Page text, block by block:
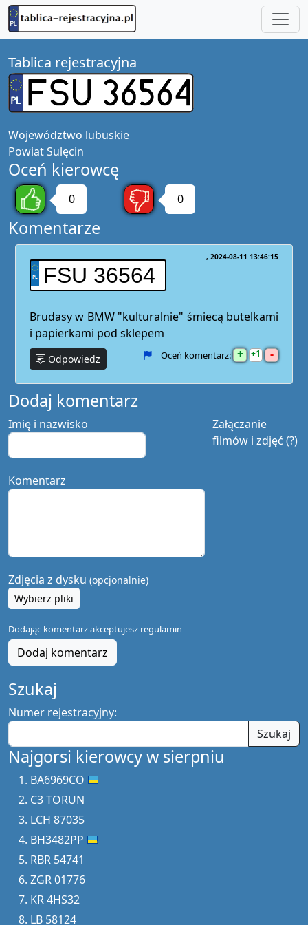
Tablica rejestracyjna
Województwo lubuskie
PowiatSulęcin
Oceń kierowcę
0 0
Komentarze
FSU 36564
2024-08-11 13:46:15
Brudasy w BMW "kulturalnie" śmiecą butelkami
i papierkami pod sklepem
Odpowiedz Oceń komentarz: + 1 -
Dodaj komentarz
Załączanie
filmów i zdjęć (?)
Imię i nazwisko
Komentarz
Zdjęcia z dysku (opcjonalnie)
Wybierz pliki
Dodając komentarz akceptujesz regulamin
Dodaj komentarz
Szukaj
Numer rejestracyjny:
Szukaj
Najgorsi kierowcy w sierpniu
BA6969CO
C3 TORUN
LCH 87035
BH3482PP
RBR 54741
ZGR 01776
KR 4HS32
LB 58124